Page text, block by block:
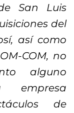
San Luis
del
así como
COM, no
alguno
empresa
de